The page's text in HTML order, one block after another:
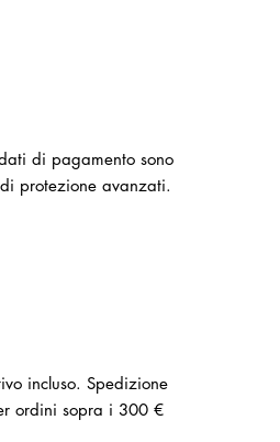
di pagamento sono
protezione avanzati.
incluso. Spedizione
ordini sopra i 300 €